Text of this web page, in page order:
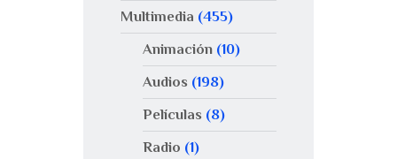
Multimedia (455)
Animación(10)
Audios (198)
Películas (8)
Radio (1)